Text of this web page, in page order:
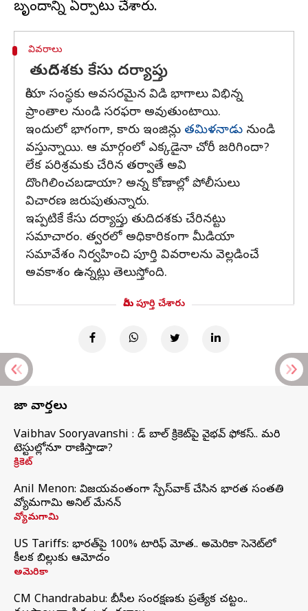
వివరాలు
తుదిదశకు కేసు దర్యాప్తు
కియా సంస్థకు అవసరమైన విడి భాగాలు విభిన్న
ప్రాంతాల నుండి సరఫరా అవుతుంటాయి.
ఇందులో భాగంగా, కారు ఇంజిన్లు తమిళనాడు నుండి
వస్తున్నాయి. ఆ మార్గంలో ఎక్కడైనా చోరీ జరిగిందా?
లేక పరిశ్రమకు చేరిన తర్వాతే అవి
దొంగిలించబడాయా? అన్న కోణాల్లో పోలీసులు
విచారణ జరుపుతున్నారు.
ఇప్పటికే కేసు దర్యాప్తు తుదిదశకు చేరినట్టు
సమాచారం. త్వరలో అధికారికంగా మీడియా
సమావేశం నిర్వహించి పూర్తి వివరాలను వెల్లడించే
అవకాశం ఉన్నట్లు తెలుస్తోంది.
మీరు పూర్తి చేశారు
తాజా వార్తలు
Vaibhav Sooryavanshi : రెడ్ బాల్ క్రికెట్‌పై వైభవ్ ఫోకస్.. మరి
టెస్టుల్లోనూ రాణిస్తాడా?
క్రికెట్
Anil Menon: విజయవంతంగా స్పేస్‌వాక్‌ చేసిన భారత సంతతి
వ్యోమగామి అనిల్‌ మేనన్
వ్యోమగామి
US Tariffs: భారత్‌పై 100% టారిఫ్‌ మోత.. అమెరికా సెనెట్‌లో
కీలక బిల్లుకు ఆమోదం
అమెరికా
CM Chandrababu: బీసీల సంరక్షణకు ప్రత్యేక చట్టం..